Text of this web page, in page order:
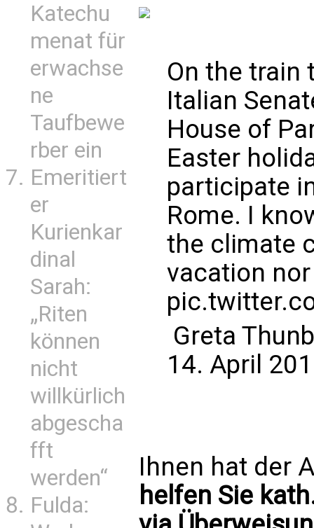
Katechu
menat für
erwachse
ne
Taufbewe
rber ein
Emeritiert
er
Kurienkar
dinal
Sarah:
„Riten
können
nicht
willkürlich
abgescha
fft
werden“
Fulda:
On the train
Italian
House of
Easter
participate
Rome. I
the climate
vacation
 Greta
14. April
Ihnen hat der
helfen Sie